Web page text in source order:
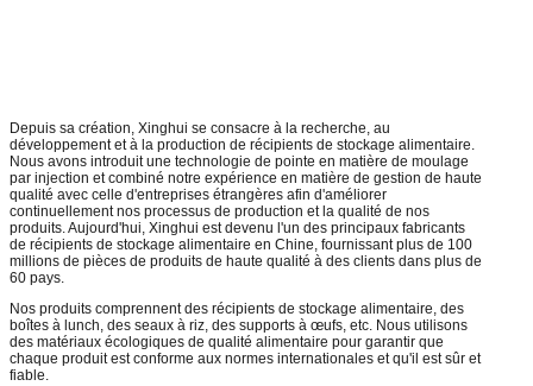
Depuis sa création, Xinghui se consacre à la recherche, au
développement et à la production de récipients de stockage alimentaire.
Nous avons introduit une technologie de pointe en matière de moulage
par injection et combiné notre expérience en matière de gestion de haute
qualité avec celle d'entreprises étrangères afin d'améliorer
continuellement nos processus de production et la qualité de nos
produits. Aujourd'hui, Xinghui est devenu l'un des principaux fabricants
de récipients de stockage alimentaire en Chine, fournissant plus de 100
millions de pièces de produits de haute qualité à des clients dans plus de
60 pays.
Nos produits comprennent des récipients de stockage alimentaire, des
boîtes à lunch, des seaux à riz, des supports à œufs, etc. Nous utilisons
des matériaux écologiques de qualité alimentaire pour garantir que
chaque produit est conforme aux normes internationales et qu'il est sûr et
fiable.